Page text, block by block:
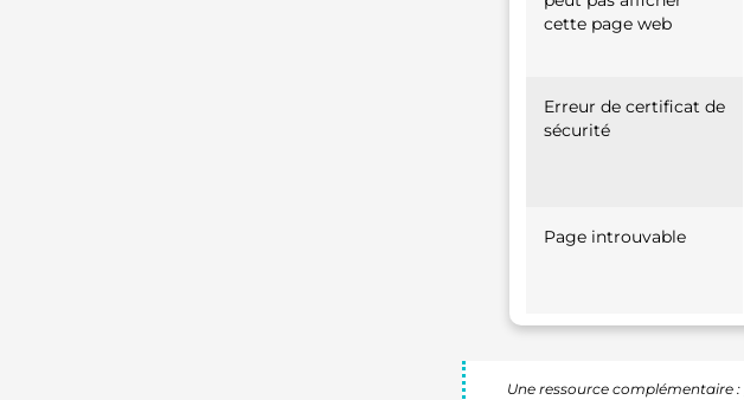
cette page web
Erreur de certificat de
sécurité
Page introuvable
Une ressource complémentaire :